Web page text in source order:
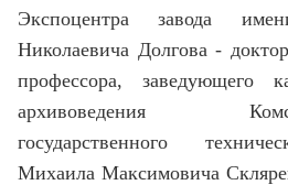
Экспоцентра завода
Николаевича Долгова -
профессора, заведующего
архивоведения
государственного
Михаила Максимовича